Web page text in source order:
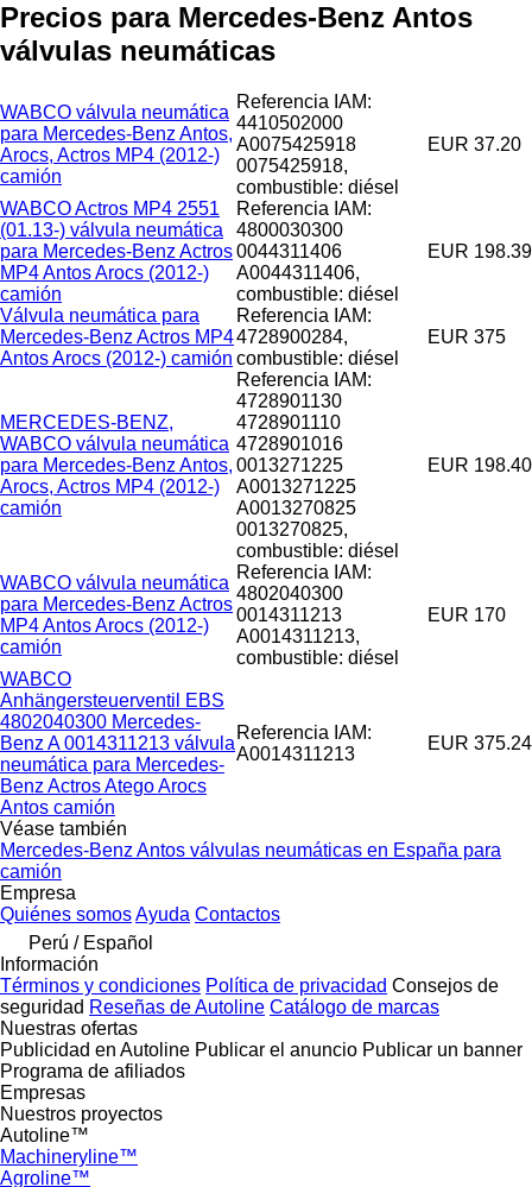
Precios para Mercedes-Benz Antos
válvulas neumáticas
WABCO válvula neumática
para Mercedes-Benz Antos,
Arocs, Actros MP4 (2012-)
camión
Referencia IAM:
4410502000
A0075425918
0075425918,
combustible: diésel
EUR 37.20
WABCO Actros MP4 2551
(01.13-) válvula neumática
para Mercedes-Benz Actros
MP4 Antos Arocs (2012-)
camión
Referencia IAM:
4800030300
0044311406
A0044311406,
combustible: diésel
EUR 198.39
Válvula neumática para
Mercedes-Benz Actros MP4
Antos Arocs (2012-) camión
Referencia IAM:
4728900284,
combustible: diésel
EUR 375
MERCEDES-BENZ,
WABCO válvula neumática
para Mercedes-Benz Antos,
Arocs, Actros MP4 (2012-)
camión
Referencia IAM:
4728901130
4728901110
4728901016
0013271225
A0013271225
A0013270825
0013270825,
combustible: diésel
EUR 198.40
WABCO válvula neumática
para Mercedes-Benz Actros
MP4 Antos Arocs (2012-)
camión
Referencia IAM:
4802040300
0014311213
A0014311213,
combustible: diésel
EUR 170
WABCO
Anhängersteuerventil EBS
4802040300 Mercedes-
Benz A 0014311213 válvula
neumática para Mercedes-
Benz Actros Atego Arocs
Antos camión
Referencia IAM:
A0014311213
EUR 375.24
Véase también
Mercedes-Benz Antos válvulas neumáticas en España para
camión
Empresa
Quiénes somosAyuda Contactos
Perú / Español
Información
Términos y condiciones Política de privacidad Consejos de
seguridad Reseñas de Autoline Catálogo de marcas
Nuestras ofertas
Publicidad en Autoline Publicar el anuncio Publicar un banner
Programa de afiliados
Empresas
Nuestros proyectos
Autoline™
Machineryline™
Agroline™